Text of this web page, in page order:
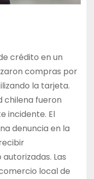
crédito en un
compras por
la tarjeta.
chilena fueron
incidente. El
denuncia en la
Las
local de